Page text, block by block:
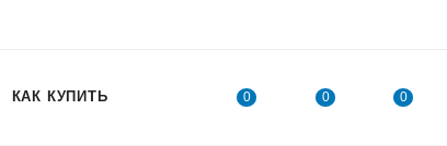
0 0 0
КАК КУПИТЬ